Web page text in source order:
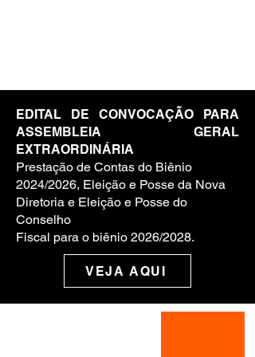
EDITAL DE CONVOCAÇÃO PARA
ASSEMBLEIA GERAL
EXTRAORDINÁRIA
Prestação de Contas do Biênio
2024/2026, Eleição e Posse da Nova
Diretoria e Eleição e Posse do
Conselho
Fiscal para o biênio 2026/2028.
VEJA AQUI